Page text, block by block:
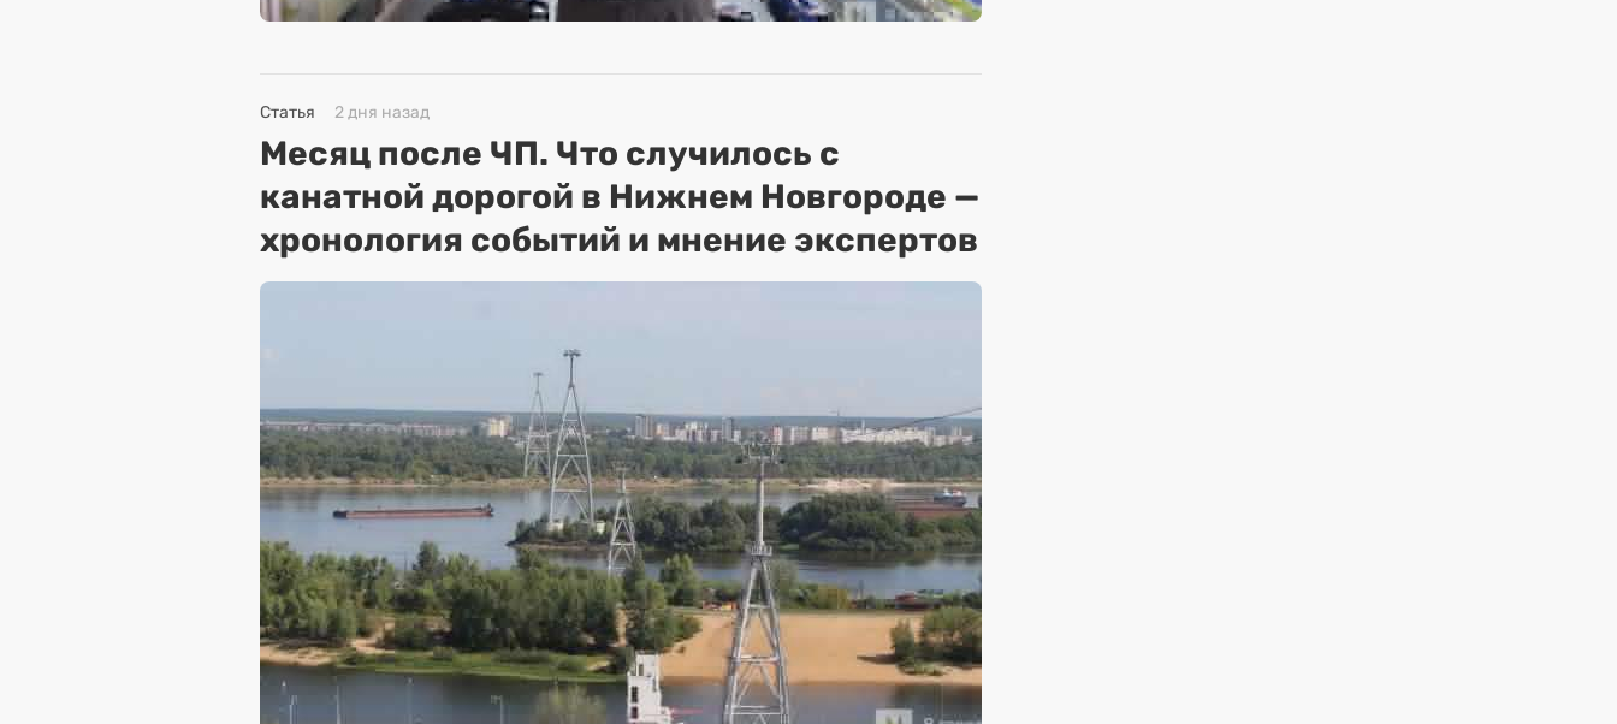
Статья 2 дня назад
Месяц после ЧП. Что случилось с
канатной дорогой в Нижнем Новгороде —
хронология событий и мнение экспертов